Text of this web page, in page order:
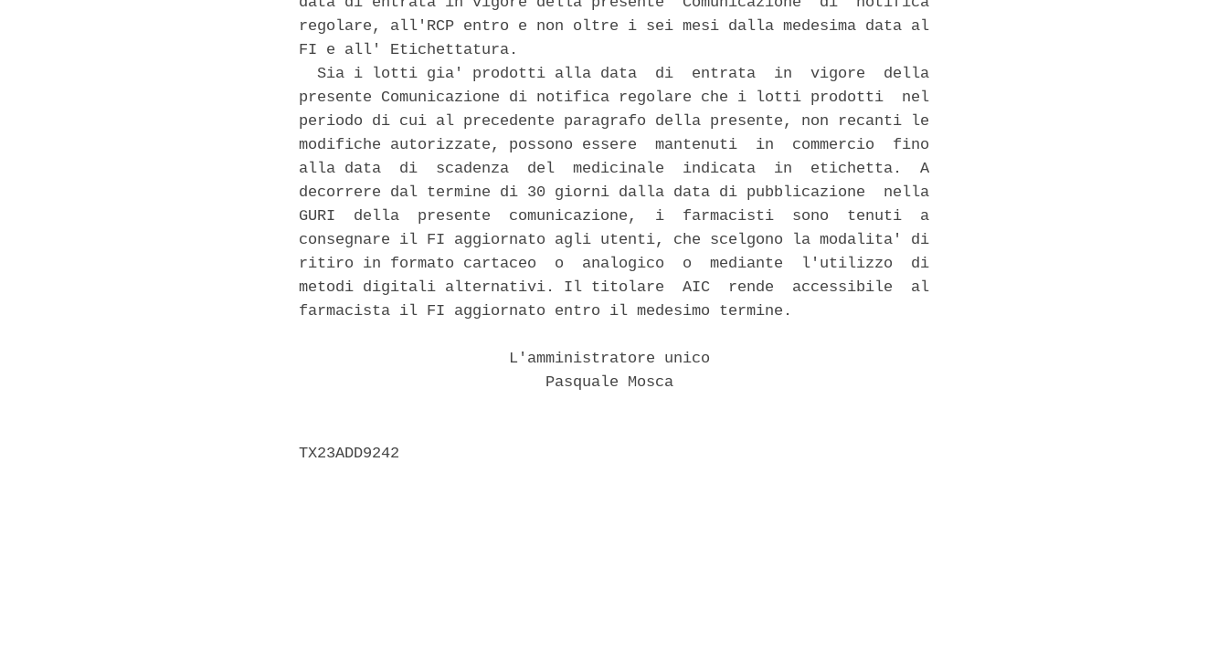
regolare, all'RCP entro e non oltre i sei mesi dalla medesima data al
FI e all' Etichettatura.
  Sia i lotti gia' prodotti alla data  di  entrata  in  vigore  della
presente Comunicazione di notifica regolare che i lotti prodotti  nel
periodo di cui al precedente paragrafo della presente, non recanti le
modifiche autorizzate, possono essere  mantenuti  in  commercio  fino
alla data  di  scadenza  del  medicinale  indicata  in  etichetta.  A
decorrere dal termine di 30 giorni dalla data di pubblicazione  nella
GURI  della  presente  comunicazione,  i  farmacisti  sono  tenuti  a
consegnare il FI aggiornato agli utenti, che scelgono la modalita' di
ritiro in formato cartaceo  o  analogico  o  mediante  l'utilizzo  di
metodi digitali alternativi. Il titolare  AIC  rende  accessibile  al
farmacista il FI aggiornato entro il medesimo termine.
                       L'amministratore unico
                           Pasquale Mosca